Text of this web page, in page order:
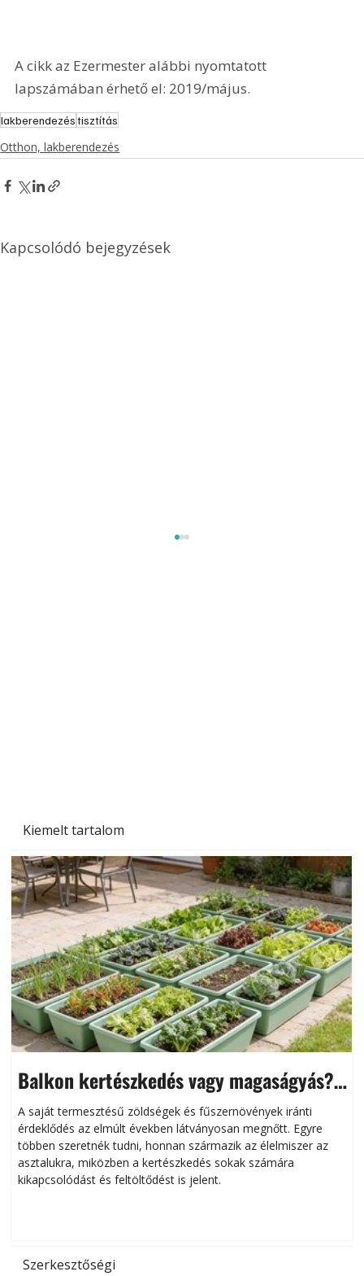
Kiemelt tartalom
Balkon kertészkedés vagy magaságyás?
Helytakarékos kertészkedés
A saját termesztésű zöldségek és fűszernövények iránti
érdeklődés az elmúlt években látványosan megnőtt. Egyre
többen szeretnék tudni, honnan származik az élelmiszer az
asztalukra, miközben a kertészkedés sokak számára
kikapcsolódást és feltöltődést is jelent.
Szerkesztőségi
A cikk az Ezermester alábbi nyomtatott
lapszámában érhető el: 2019/május.
lakberendezéstisztítás
Otthon, lakberendezés
Kapcsolódó bejegyzések